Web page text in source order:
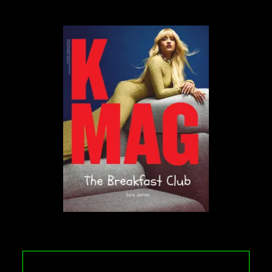
mediach m.in. w »Financial Times» oraz
»New York Times Book Review» pojawiło
się sporo przychylnych recenzji. New Yorker
umieścił »Empuzjon» na liście „Najlepszych
książek przeczytanych w tym tygodniu”, a
portal »Book Riot» określił powieść jako
»książkę grozy poza ramami gatunku». Moim
skromnym zdaniem »Empuzjon» to
arcydzieło
mówi sztuczna inteligencja,
naśladująca Wisławę Szymborską.